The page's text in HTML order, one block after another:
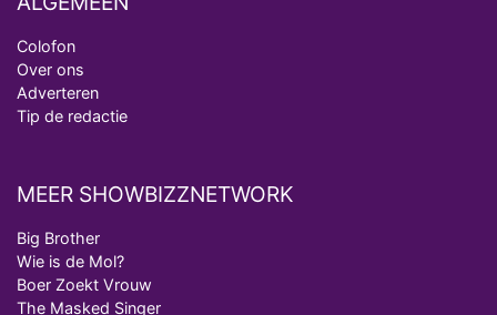
Colofon
Over ons
Adverteren
Tip de redactie
MEER SHOWBIZZNETWORK
Big Brother
Wie is de Mol?
Boer Zoekt Vrouw
The Masked Singer